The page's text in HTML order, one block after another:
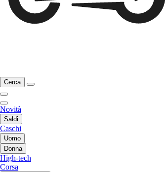
Cerca
Novità
Saldi
Caschi
Uomo
Donna
High-tech
Corsa